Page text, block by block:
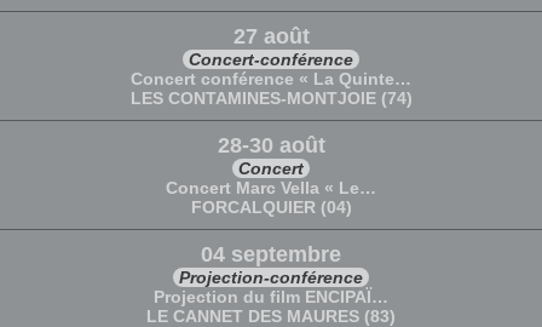
27 août
Concert-conférence
Concert conférence « La Quinte…
LES CONTAMINES-MONTJOIE (74)
28-30 août
Concert
Concert Marc Vella « Le…
FORCALQUIER (04)
04 septembre
Projection-conférence
Projection du film ENCIPAÏ…
LE CANNET DES MAURES (83)